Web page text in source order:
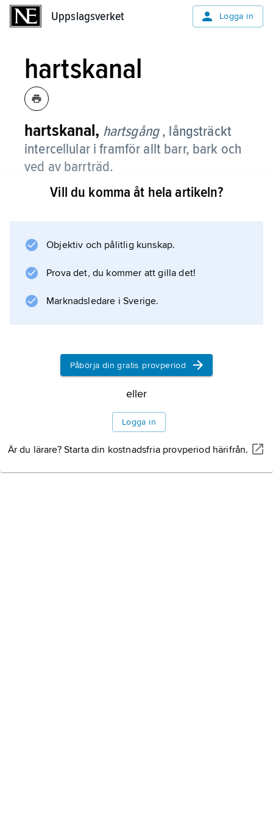
Uppslagsverket Logga in
hartskanal
hartskanal, hartsgång , långsträckt
intercellular i framför allt barr, bark och
ved av barrträd.
Hartskanaler avgränsas av epitel bestående
funktionen med olja och harts torde främst
parasiter. Vid mekanisk skada täpper kådan
snabbt till såret och förhindrar infektion.
Information om artikeln
Vill du komma åt hela artikeln?
Objektiv och pålitlig kunskap.
Prova det, du kommer att gilla det!
Marknadsledare i Sverige.
Påbörja din gratis provperiod
eller
Logga in
Är du lärare? Starta din kostnadsfria provperiod härifrån.